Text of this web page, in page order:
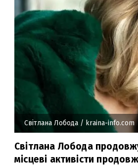
Світлана Лобода / kraina-info.com
Світлана Лобода
місцеві активісти